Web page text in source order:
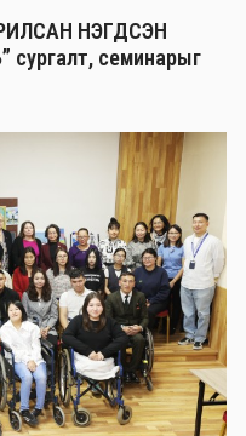
НЭГДСЭН
семинарыг